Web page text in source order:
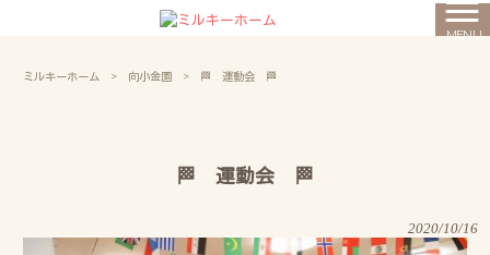
MENU
ミルキーホーム > 向小金園 > 🏁 運動会 🏁
🏁 運動会 🏁
2020/10/16